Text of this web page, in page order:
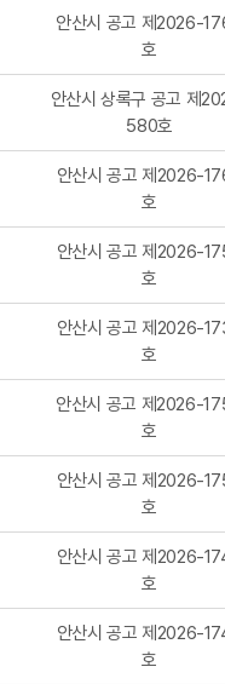
안산시 공고 제2026-
호
안산시 상록구 공고 제
580호
안산시 공고 제2026-
호
안산시 공고 제2026-
호
안산시 공고 제2026-
호
안산시 공고 제2026-
호
안산시 공고 제2026-
호
안산시 공고 제2026-
호
안산시 공고 제2026-
호